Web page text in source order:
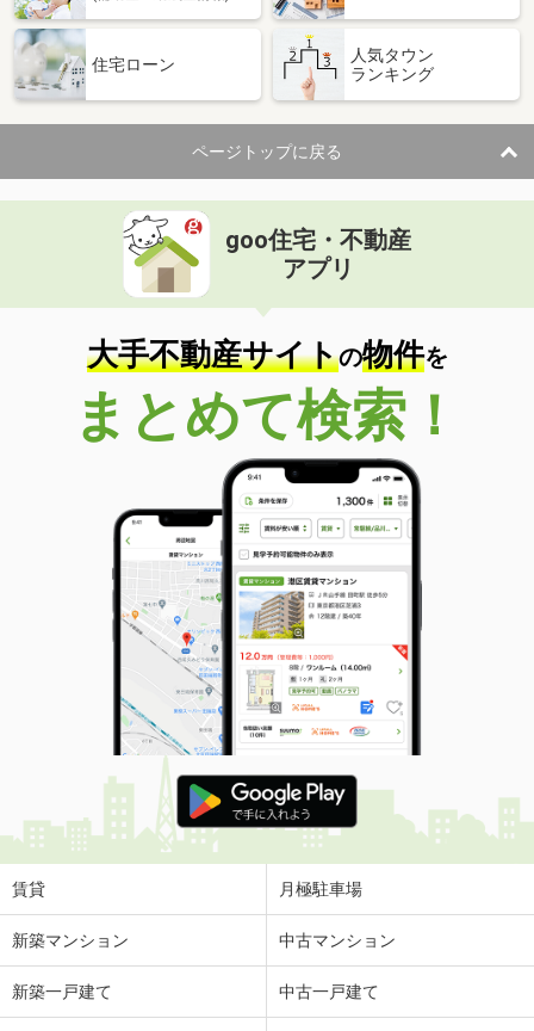
静岡県浜松市中央区都盛町
1,900万円
住 所
静岡県浜松市中央区都盛町
建物面積 132.75m²
土地面積 240.3m²
静岡県浜松市中央区向宿１
価 格
4,190万円
住 所
静岡県浜松市中央区向宿１
建物面積 108.06m²
土地面積
132.24m²
静岡県静岡市葵区足久保口組
価 格
1,600万円
静岡県静岡市葵区足久保口組
124.48m²
土地面積 167.82m²
静岡県下田市相玉
価 格
3,000万円
住 所
静岡県下田市相玉
建物面積 139.24m²
土地面積 463.4m²
静岡県富士市鈴川中町
価 格
300万円
住 所
静岡県富士市鈴川中町
建物面積
169.19m²
静岡県賀茂郡南伊豆町加納
住宅ローン
人気タウン
ランキング
ページトップに戻る
goo住宅・不動産
アプリ
大手不動産サイトの物件を
まとめて検索！
賃貸 月極駐車場
新築マンション 中古マンション
新築一戸建て 中古一戸建て